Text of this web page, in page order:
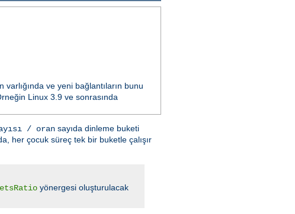
ve yeni bağlantıların bunu
Linux 3.9 ve sonrasında
/ oran sayıda dinleme buketi
her çocuk süreç tek bir buketle çalışır
yönergesi oluşturulacak